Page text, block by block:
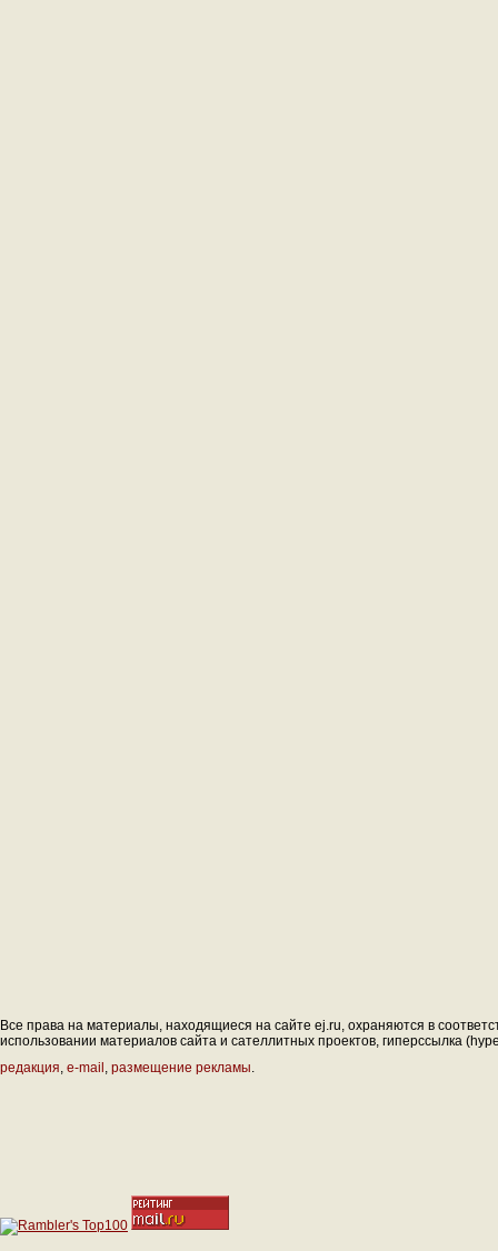
Все права на материалы, находящиеся на сайте ej.ru, охраняются в
использовании материалов сайта и сателлитных проектов, гиперссылка
редакция, e-mail , размещение рекламы.